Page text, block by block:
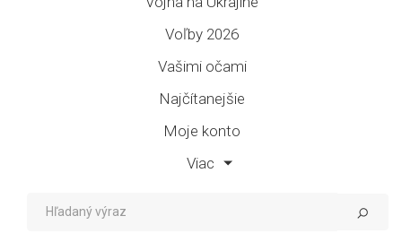
Voľby 2026
Vašimi očami
Najčítanejšie
Moje konto
Viac